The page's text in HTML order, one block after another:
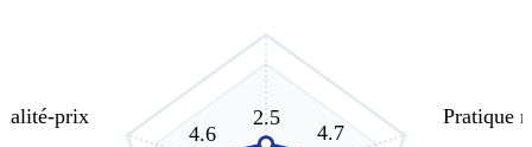
2.5
4.7
4.6
Pratique
prix